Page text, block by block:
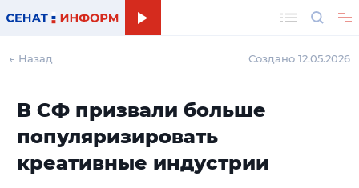
← Назад Создано 12.05.2026
В СФ призвали больше
популяризировать
креативные индустрии